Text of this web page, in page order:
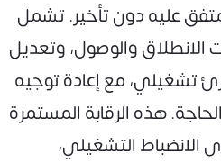
عليه دون تأخير. تشمل
الانطلاق والوصول، وتعديل
تشغيلي، مع إعادة توجيه
هذه الرقابة المستمرة
التشغيلي،